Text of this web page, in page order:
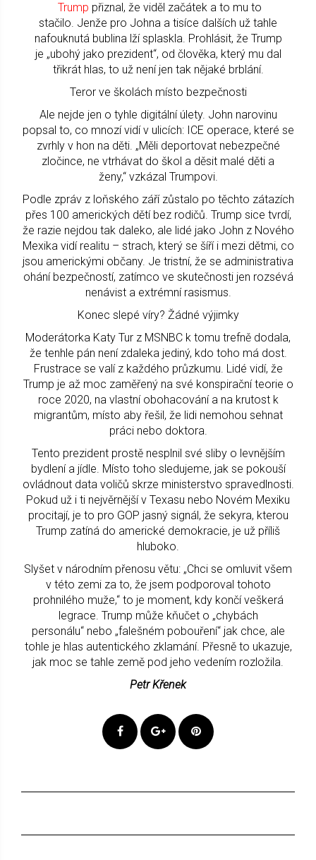
Trump přiznal, že viděl začátek a to mu to
stačilo. Jenže pro Johna a tisíce dalších už tahle
nafouknutá bublina lží splaskla. Prohlásit, že Trump
je „ubohý jako prezident“, od člověka, který mu dal
třikrát hlas, to už není jen tak nějaké brblání.
Teror ve školách místo bezpečnosti
Ale nejde jen o tyhle digitální úlety. John narovinu
popsal to, co mnozí vidí v ulicích: ICE operace, které se
zvrhly v hon na děti. „Měli deportovat nebezpečné
zločince, ne vtrhávat do škol a děsit malé děti a
ženy,“ vzkázal Trumpovi.
Podle zpráv z loňského září zůstalo po těchto zátazích
přes 100 amerických dětí bez rodičů. Trump sice tvrdí,
že razie nejdou tak daleko, ale lidé jako John z Nového
Mexika vidí realitu – strach, který se šíří i mezi dětmi, co
jsou americkými občany. Je tristní, že se administrativa
ohání bezpečností, zatímco ve skutečnosti jen rozsévá
nenávist a extrémní rasismus.
Konec slepé víry? Žádné výjimky
Moderátorka Katy Tur z MSNBC k tomu trefně dodala,
že tenhle pán není zdaleka jediný, kdo toho má dost.
Frustrace se valí z každého průzkumu. Lidé vidí, že
Trump je až moc zaměřený na své konspirační teorie o
roce 2020, na vlastní obohacování a na krutost k
migrantům, místo aby řešil, že lidi nemohou sehnat
práci nebo doktora.
Tento prezident prostě nesplnil své sliby o levnějším
bydlení a jídle. Místo toho sledujeme, jak se pokouší
ovládnout data voličů skrze ministerstvo spravedlnosti.
Pokud už i ti nejvěrnější v Texasu nebo Novém Mexiku
procitají, je to pro GOP jasný signál, že sekyra, kterou
Trump zatíná do americké demokracie, je už příliš
hluboko.
Slyšet v národním přenosu větu: „Chci se omluvit všem
v této zemi za to, že jsem podporoval tohoto
prohnilého muže,“ to je moment, kdy končí veškerá
legrace. Trump může kňučet o „chybách
personálu“ nebo „falešném pobouření“ jak chce, ale
tohle je hlas autentického zklamání. Přesně to ukazuje,
jak moc se tahle země pod jeho vedením rozložila.
Petr Křenek